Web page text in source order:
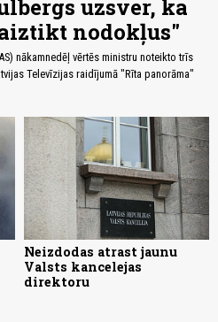
uzsver, ka
nodokļus"
nākamnedēļ vērtēs ministru noteikto trīs
Televīzijas raidījumā "Rīta panorāma"
Neizdodas atrast jaunu
Valsts kancelejas
direktoru